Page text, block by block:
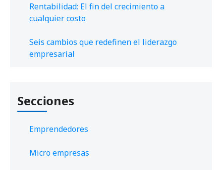
Rentabilidad: El fin del crecimiento a
cualquier costo
Seis cambios que redefinen el liderazgo
empresarial
Secciones
Emprendedores
Micro empresas